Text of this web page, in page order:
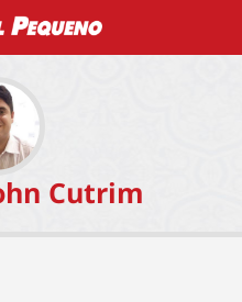
Cutrim